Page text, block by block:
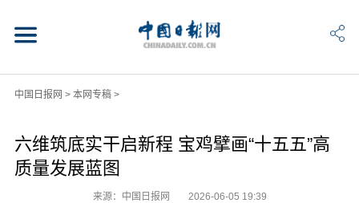
中国日报网 > 本网专稿>
六维筑底实干启新程 宝鸡擘画“十五五”高
质量发展蓝图
来源：中国日报网 2026-06-05 19:39